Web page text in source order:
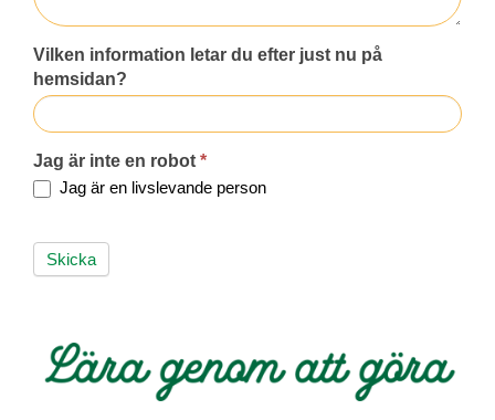
Vilken information letar du efter just nu på
hemsidan?
Jag är inte en robot *
Jag är en livslevande person
Skicka